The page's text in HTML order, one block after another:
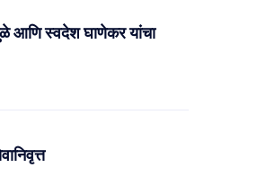
आणि स्वदेश घाणेकर यांचा